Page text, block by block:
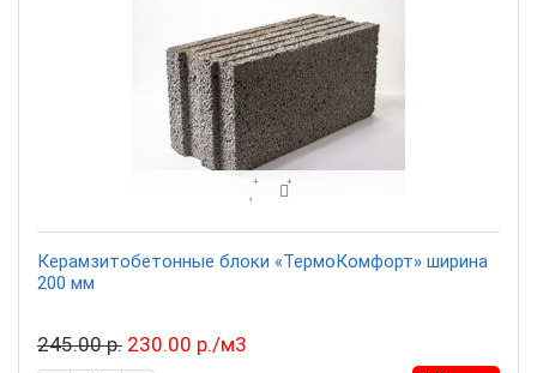
Керамзитобетонные блоки «ТермоКомфорт» ширина
200 мм
245.00 р. 230.00 р./м3